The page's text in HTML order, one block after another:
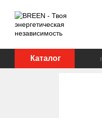
Каталог